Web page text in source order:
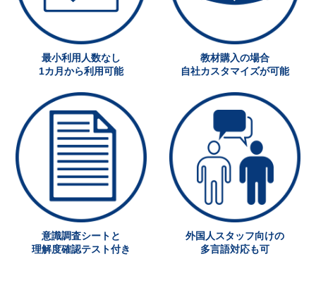
最小利用人数なし
1カ月から利用可能
教材購入の場合
自社カスタマイズが可能
意識調査シートと
理解度確認テスト付き
外国人スタッフ向けの
多言語対応も可